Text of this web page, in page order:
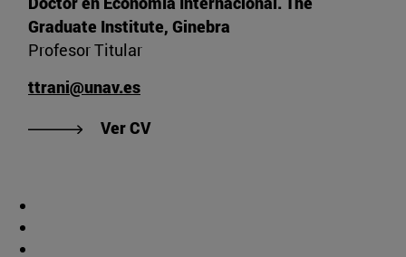
Graduate Institute, Ginebra
Profesor Titular
ttrani@unav.es
Ver CV"Ver CV de Trani, Tommaso"